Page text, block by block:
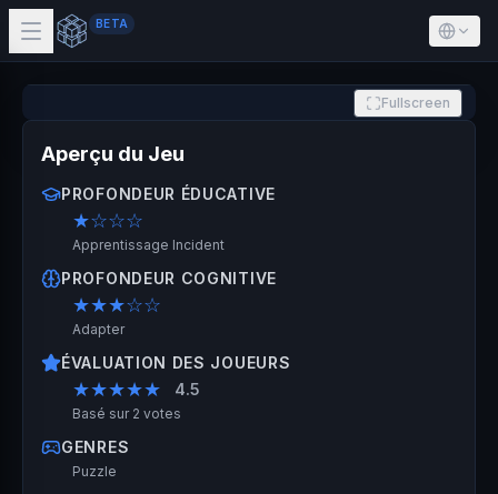
BETA
Fullscreen
Aperçu du Jeu
PROFONDEUR ÉDUCATIVE
★☆☆☆
Apprentissage Incident
PROFONDEUR COGNITIVE
★★★☆☆
Adapter
ÉVALUATION DES JOUEURS
★★★★★ 4.5
Basé sur 2 votes
GENRES
Puzzle